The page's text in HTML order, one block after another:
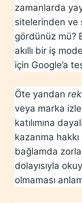
zamanlarda
sitelerinden ve
gördünüz mü?
akıllı bir iş
için Google’a
Öte yandan
veya marka
katılımına
kazanma
bağlamda
dolayısıyla
olmaması